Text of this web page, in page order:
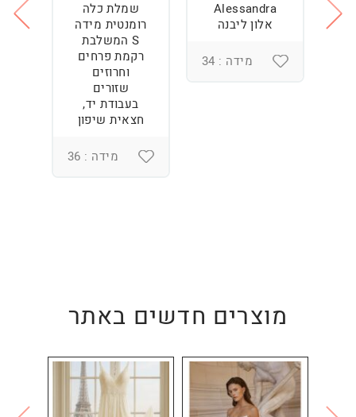
Alessandra
אלון ליבנה
מידה : 34
שמלת כלה
רומנטית מידה
S המשלבת
רקמת פרחים
וחרוזים
שזורים
בעבודת יד,
חצאית שיפון
מידה : 36
מוצרים חדשים באתר